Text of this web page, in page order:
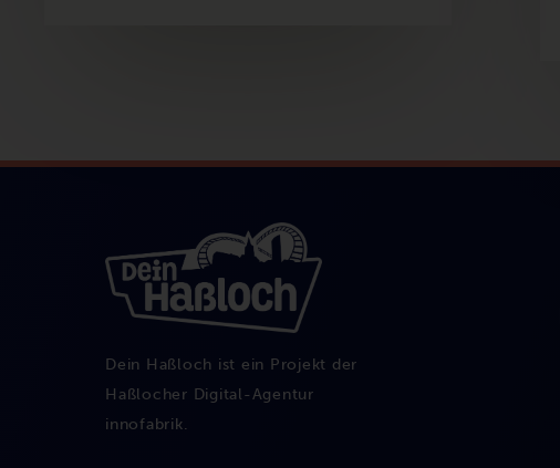
Dein Haßloch ist ein Projekt der
Haßlocher Digital-Agentur
innofabrik.